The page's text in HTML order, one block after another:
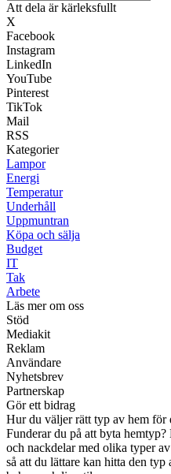
Att dela är kärleksfullt
X
Facebook
Instagram
LinkedIn
YouTube
Pinterest
TikTok
Mail
RSS
Kategorier
Lampor
Energi
Temperatur
Underhåll
Uppmuntran
Köpa och sälja
Budget
IT
Tak
Arbete
Läs mer om oss
Stöd
Mediakit
Reklam
Användare
Nyhetsbrev
Partnerskap
Gör ett bidrag
Hur du väljer rätt typ av hem för
Funderar du på att byta
och nackdelar med olika typer
så att du lättare kan hitta den